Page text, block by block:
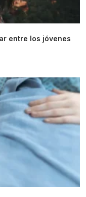
entre los jóvenes